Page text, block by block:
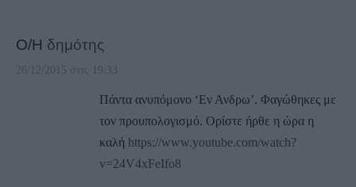
Ο/Η δημότης
26/12/2015 στις 19:33
Πάντα ανυπόμονο ‘Εν Ανδρω’. Φαγώθηκες με
τον προυπολογισμό. Ορίστε ήρθε η ώρα η
καλή https://www.youtube.com/watch?
v=24V4xFeIfo8